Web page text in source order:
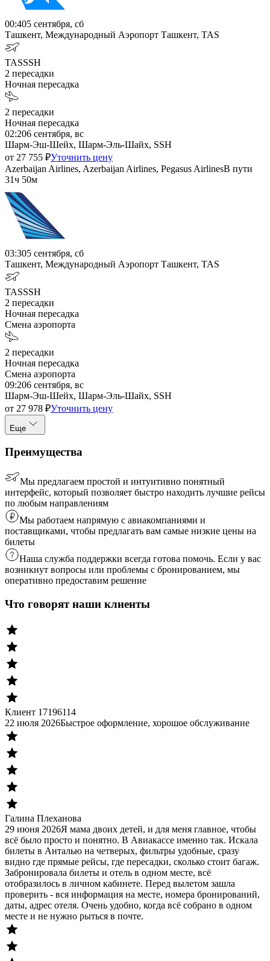
00:405 сентября, сб
Ташкент, Международный Аэропорт Ташкент, TAS
TASSSH
2 пересадки
Ночная пересадка
2 пересадки
Ночная пересадка
02:206 сентября, вс
Шарм-Эш-Шейх, Шарм-Эль-Шайх, SSH
от 27 755 ₽Уточнить цену
Azerbaijan Airlines, Azerbaijan Airlines, Pegasus AirlinesВ пути
31ч 50м
03:305 сентября, сб
Ташкент, Международный Аэропорт Ташкент, TAS
TASSSH
2 пересадки
Ночная пересадка
Смена аэропорта
2 пересадки
Ночная пересадка
Смена аэропорта
09:206 сентября, вс
Шарм-Эш-Шейх, Шарм-Эль-Шайх, SSH
от 27 978 ₽Уточнить цену
Еще
Преимущества
Мы предлагаем простой и интуитивно понятный
интерфейс, который позволяет быстро находить лучшие рейсы
по любым направлениям
Мы работаем напрямую с авиакомпаниями и
поставщиками, чтобы предлагать вам самые низкие цены на
билеты
Наша служба поддержки всегда готова помочь. Если у вас
возникнут вопросы или проблемы с бронированием, мы
оперативно предоставим решение
Что говорят наши клиенты
Клиент 17196114
22 июля 2026Быстрое оформление, хорошое обслуживание
Галина Плеханова
29 июня 2026Я мама двоих детей, и для меня главное, чтобы
всё было просто и понятно. В Авиакассе именно так. Искала
билеты в Анталью на четверых, фильтры удобные, сразу
видно где прямые рейсы, где пересадки, сколько стоит багаж.
Забронировала билеты и отель в одном месте, всё
отобразилось в личном кабинете. Перед вылетом зашла
проверить - вся информация на месте, номера бронирований,
даты, адрес отеля. Очень удобно, когда всё собрано в одном
месте и не нужно рыться в почте.